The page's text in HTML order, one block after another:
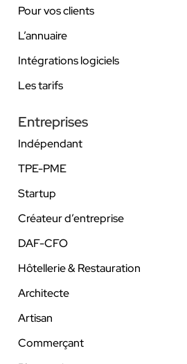
Pour vos clients
L’annuaire
Intégrations logiciels
Les tarifs
Entreprises
Indépendant
TPE-PME
Startup
Créateur d’entreprise
DAF-CFO
Hôtellerie & Restauration
Architecte
Artisan
Commerçant